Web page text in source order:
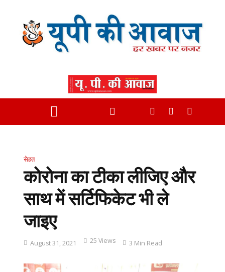
सेहत
कोरोना का टीका लीजिए और
साथ में सर्टिफिकेट भी ले
जाइए
August 31, 2021 25 Views 3 Min Read